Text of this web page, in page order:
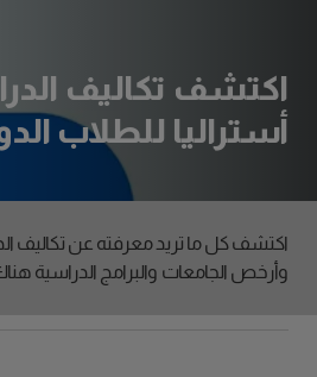
اكتشف تكاليف
أستراليا للطلاب
اكتشف كل ما تريد معرفته عن تكاليف
وأرخص الجامعات والبرامج الدراسية